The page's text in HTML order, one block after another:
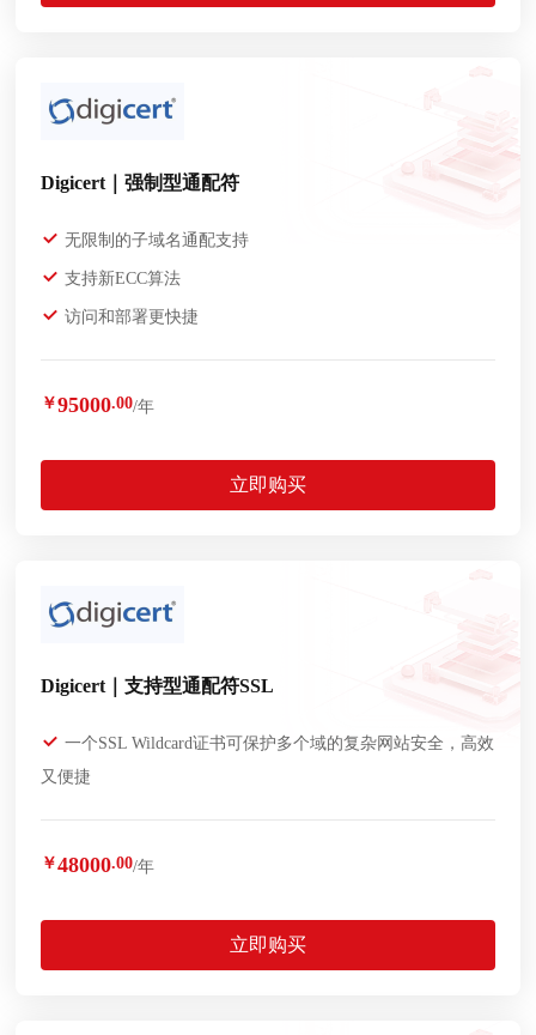
Digicert｜强制型通配符
无限制的子域名通配支持
支持新ECC算法
访问和部署更快捷
￥95000.00/年
立即购买
Digicert｜支持型通配符SSL
一个SSL Wildcard证书可保护多个域的复杂网站安全，高效
又便捷
￥48000.00/年
立即购买